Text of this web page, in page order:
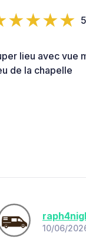
lieu avec vue
de la chapelle
10/06/